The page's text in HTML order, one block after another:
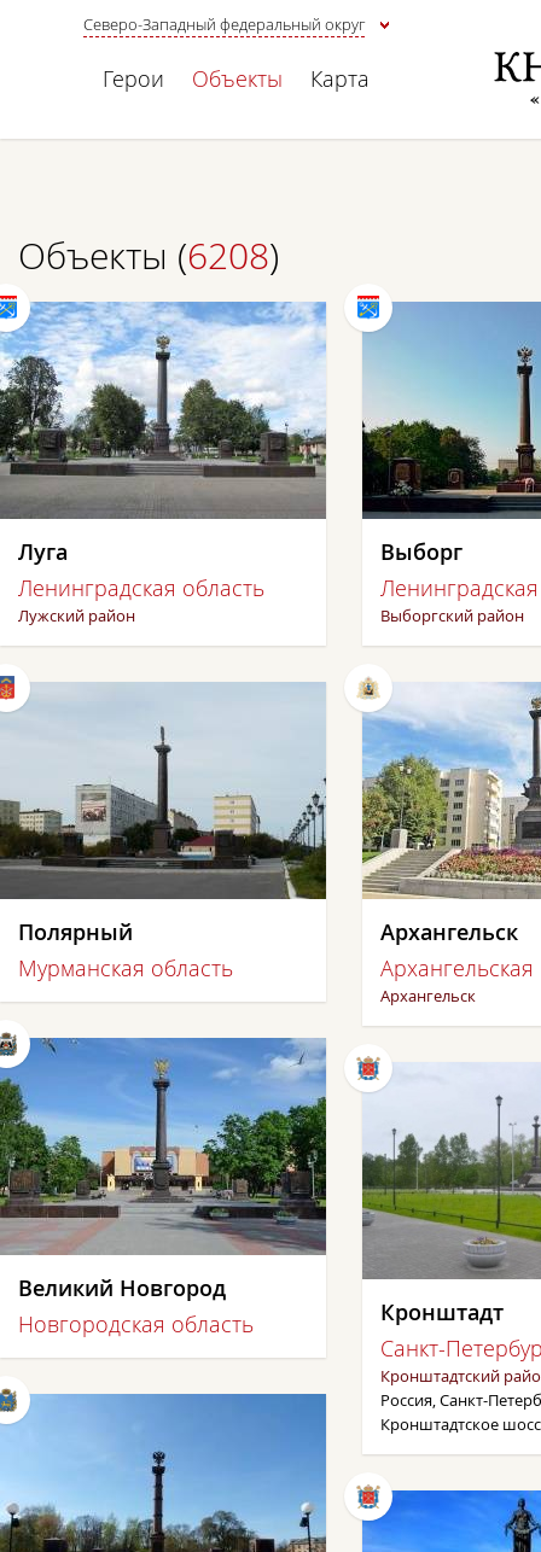
Северо-Западный федеральный округ
Герои Объекты Карта
Объекты (6208)
Луга
Ленинградская область
Лужский район
Выборг
Выборгский район
Полярный
Мурманская область
Архангельск
Архангельская
Архангельск
Великий Новгород
Новгородская область
Кронштадт
Санкт-
Кронштадтский
Россия, Санкт-
Кронштадтское